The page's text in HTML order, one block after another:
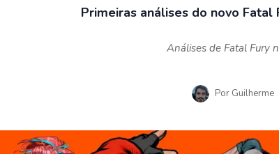
Primeiras análises do novo Fatal
Análises de Fatal Fury
Por Guilherme